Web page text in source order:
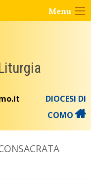
Menu
DIOCESI DI
COMO